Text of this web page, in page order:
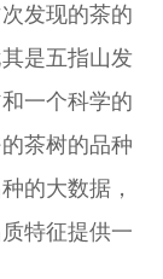
发现的茶的
是五指山发
一个科学的
茶树的品种
的大数据，
特征提供一